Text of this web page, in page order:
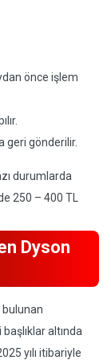
önce işlem
geri gönderilir.
durumlarda
250 – 400 TL
Dyson
başlıklar altında
yılı itibariyle